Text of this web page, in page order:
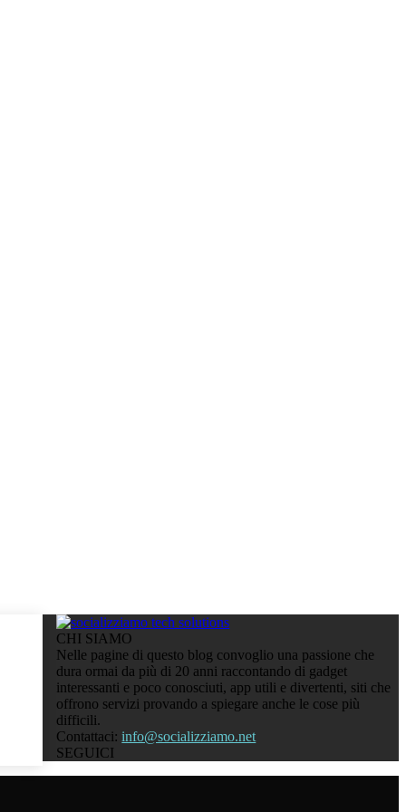
CHI SIAMO
Nelle pagine di questo blog convoglio una passione che
dura ormai da più di 20 anni raccontando di gadget
interessanti e poco conosciuti, app utili e divertenti, siti che
offrono servizi provando a spiegare anche le cose più
difficili.
Contattaci:info@socializziamo.net
SEGUICI